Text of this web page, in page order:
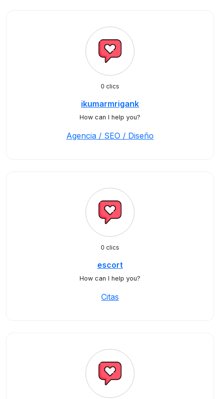
0 clics
ikumarmrigank
How can I help you?
Agencia / SEO / Diseño
0 clics
escort
How can I help you?
Citas